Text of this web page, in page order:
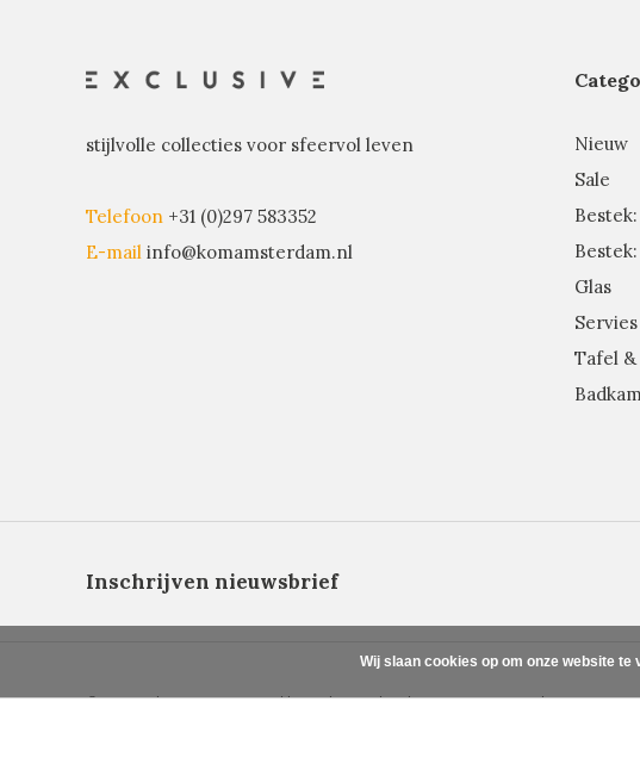
stijlvolle collecties voor sfeervol leven
Telefoon +31 (0)297 583352
E-mail info@komamsterdam.nl
Nieuw
Sale
Glas
Servies
Tafel
Inschrijven nieuwsbrief
© Copyright 2026 - Powered byLightspeed- Theme ByDMWSxPlus+
Wij slaan cookies op om onze website